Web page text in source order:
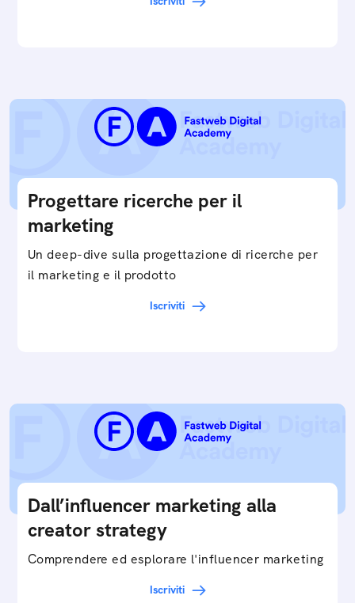
Progettare ricerche per il
marketing
Un deep-dive sulla progettazione di ricerche per
il marketing e il prodotto
Iscriviti
Dall’influencer marketing alla
creator strategy
Comprendere ed esplorare l'influencer marketing
Iscriviti